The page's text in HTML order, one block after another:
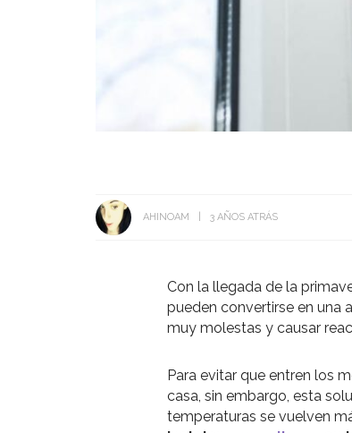
AHINOAM 3 AÑOS ATRÁS
Con la llegada de la
pueden convertirse en una
muy molestas y causar
Para evitar que entren los
casa, sin embargo, esta
temperaturas se vuelven